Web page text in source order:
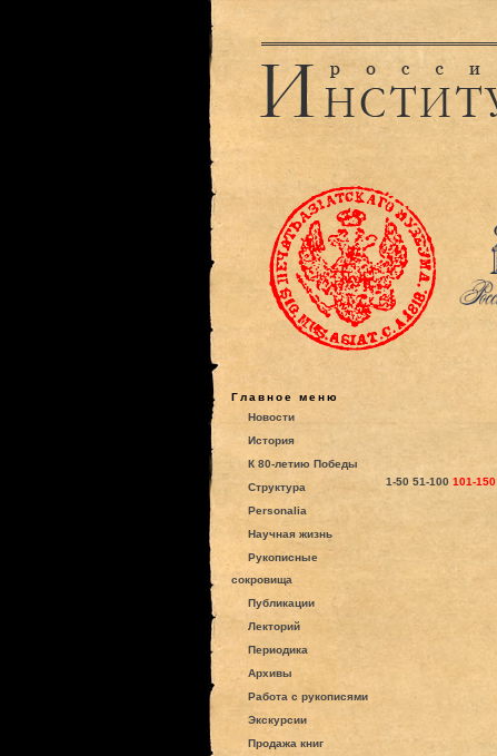
Главное меню
Новости
История
К 80-летию Победы
Структура
Personalia
Научная жизнь
Рукописные
сокровища
Публикации
Лекторий
Периодика
Архивы
Работа с рукописями
Экскурсии
Продажа книг
1-50 51-100 101-150